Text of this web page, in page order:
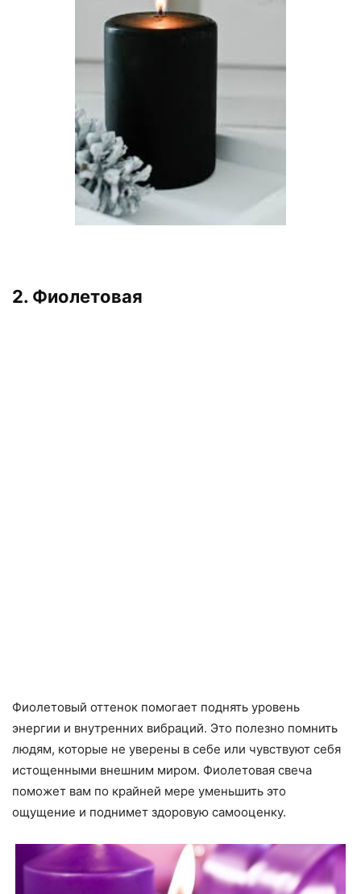
2. Фиолетовая
Фиолетовый оттенок помогает поднять уровень
энергии и внутренних вибраций. Это полезно помнить
людям, которые не уверены в себе или чувствуют себя
истощенными внешним миром. Фиолетовая свеча
поможет вам по крайней мере уменьшить это
ощущение и поднимет здоровую самооценку.